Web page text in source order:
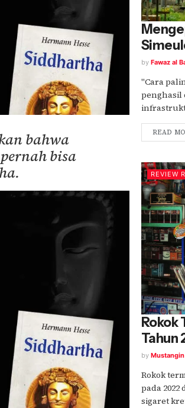
bahwa
bisa
by Fawaz al
"Cara
penghasil
READ
REVIEW
Rokok
Tahun
by Mustangin
Rokok
pada
sigaret